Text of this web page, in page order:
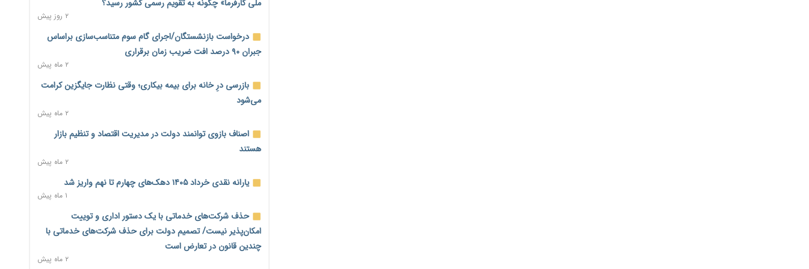
می‌شود
۱ روز پیش
رئیس سازمان امور مالیاتی: بلاگرهای پردرآمد مشمول پرداخت
مالیات هستند
۱ روز پیش
پیش‌بینی افزایش تولید برنج؛ نیاز وارداتی کشور به ۵۰۰ هزار تن
کاهش می‌یابد
۱ روز پیش
میلیارد دلاری
۱ روز پیش
اختیارات جدید گمرکات برای تمدید ورود موقت کالا و خودرو تا
فهرست کالاهای فولادی و فلزات مشمول بازگشت ۱۰۰ درصد ارز
صادراتی ابلاغ شد
۱ روز پیش
ملی کارفرما» چگونه به تقویم رسمی کشور رسید؟
۲ روز پیش
درخواست بازنشستگان/اجرای گام سوم متناسب‌سازی براساس
جبران ۹۰ درصد افت ضریب زمان برقراری
۲ ماه پیش
بازرسی درِ خانه برای بیمه بیکاری؛ وقتی نظارت جایگزین کرامت
می‌شود
۲ ماه پیش
اصناف بازوی توانمند دولت در مدیریت اقتصاد و تنظیم بازار
هستند
۲ ماه پیش
یارانه نقدی خرداد ۱۴۰۵ دهک‌های چهارم تا نهم واریز شد
۱ ماه پیش
حذف شرکت‌های خدماتی با یک دستور اداری و توییت
امکان‌پذیر نیست/ تصمیم دولت برای حذف شرکت‌های خدماتی با
چندین قانون در تعارض است
۲ ماه پیش